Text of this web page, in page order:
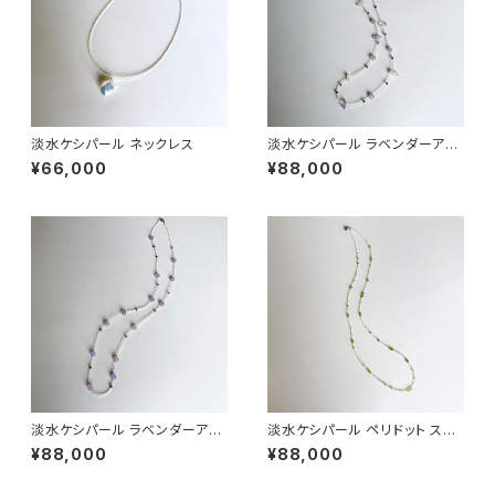
淡水ケシパール ネックレス
¥66,000
淡水ケシパール ラベンダーアメ
シスト ステーションネックレス
¥88,000
淡水ケシパール ラベンダーアメ
シスト ステーションネックレス
¥88,000
淡水ケシパール ペリドット ステ
ーションネックレス
¥88,000